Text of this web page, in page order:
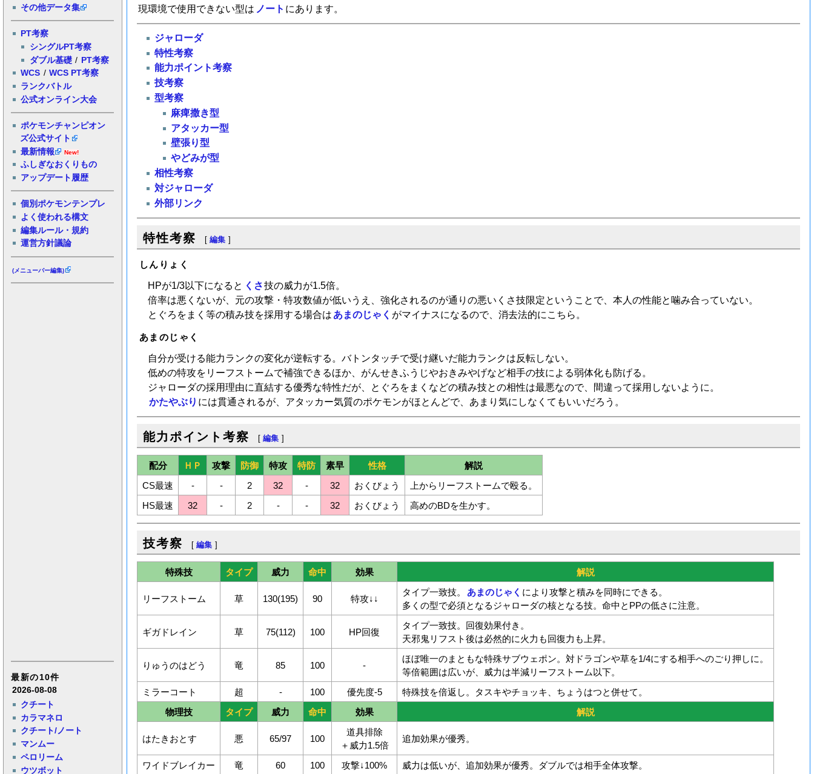
その他データ集
PT考察
シングルPT考察
ダブル基礎 / PT考察
WCS / WCS PT考察
ランクバトル
公式オンライン大会
ポケモンチャンピオン
ズ公式サイト
最新情報
New!
ふしぎなおくりもの
アップデート履歴
個別ポケモンテンプレ
よく使われる構文
編集ルール・規約
運営方針議論
(メニューバー編集)
最新の10件
2026-08-08
クチート
カラマネロ
クチート/ノート
マンムー
ペロリーム
ウツボット
現環境で使用できない型は ノート にあります。
ジャローダ
特性考察
能力ポイント考察
技考察
型考察
麻痺撒き型
アタッカー型
壁張り型
やどみが型
相性考察
対ジャローダ
外部リンク
特性考察 [ 編集 ]
しんりょく
HPが1/3以下になると くさ技の威力が1.5倍。
倍率は悪くないが、元の攻撃・特攻数値が低いうえ、強化されるのが通りの悪いくさ技限定ということで、本人の性能と噛み合っていない。
とぐろをまく等の積み技を採用する場合は あまのじゃく がマイナスになるので、消去法的にこちら。
あまのじゃく
自分が受ける能力ランクの変化が逆転する。バトンタッチで受け継いだ能力ランクは反転しない。
低めの特攻をリーフストームで補強できるほか、がんせきふうじやおきみやげなど相手の技による弱体化も防げる。
ジャローダの採用理由に直結する優秀な特性だが、とぐろをまくなどの積み技との相性は最悪なので、間違って採用しないように。
かたやぶり には貫通されるが、アタッカー気質のポケモンがほとんどで、あまり気にしなくてもいいだろう。
能力ポイント考察 [ 編集 ]
配分 ＨＰ 攻撃 防御 特攻 特防 素早 性格
解説
CS最速
- - 2 32 - 32 おくびょう
上からリーフストームで殴る。
HS最速
32 - 2 - - 32 おくびょう 高めのBDを生かす。
技考察 [ 編集 ]
特殊技 タイプ 威力 命中 効果 解説
リーフストーム 草 130(195) 90 特攻↓↓
タイプ一致技。 あまのじゃく により攻撃と積みを同時にできる。
多くの型で必須となるジャローダの核となる技。命中とPPの低さに注意。
ギガドレイン 草 75(112) 100 HP回復
タイプ一致技。回復効果付き。
天邪鬼リフスト後は必然的に火力も回復力も上昇。
りゅうのはどう 竜 85 100 -
ほぼ唯一のまともな特殊サブウェポン。対ドラゴンや草を1/4にする相手へのごり押しに。
等倍範囲は広いが、威力は半減リーフストーム以下。
ミラーコート
超 - 100 優先度-5
特殊技を倍返し。タスキやチョッキ、ちょうはつと併せて。
物理技
タイプ 威力 命中 効果 解説
はたきおとす 悪 65/97 100
道具排除
＋威力1.5倍
追加効果が優秀。
ワイドブレイカー 竜 60 100 攻撃↓100%
威力は低いが、追加効果が優秀。ダブルでは相手全体攻撃。